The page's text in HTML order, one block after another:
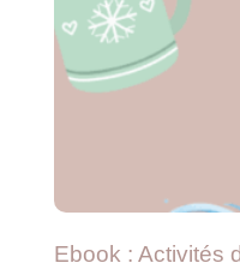
Ebook : Activités